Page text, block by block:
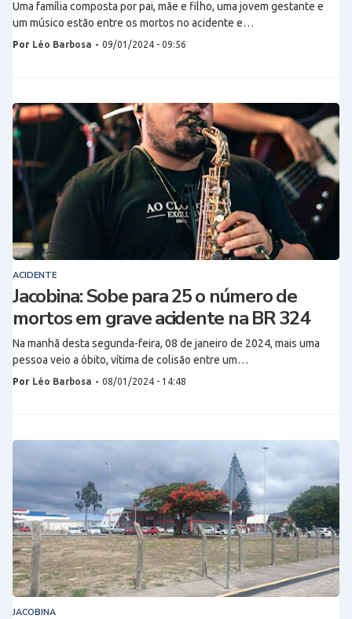
Uma família composta por pai, mãe e filho, uma jovem gestante e
um músico estão entre os mortos no acidente e…
Por Léo Barbosa - 09/01/2024 - 09:56
ACIDENTE
Jacobina: Sobe para 25 o número de
mortos em grave acidente na BR 324
Na manhã desta segunda-feira, 08 de janeiro de 2024, mais uma
pessoa veio a óbito, vítima de colisão entre um…
Por Léo Barbosa - 08/01/2024 - 14:48
JACOBINA